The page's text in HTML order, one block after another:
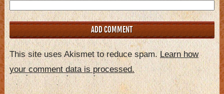
This site uses Akismet to reduce spam. Learn how
your comment data is processed.